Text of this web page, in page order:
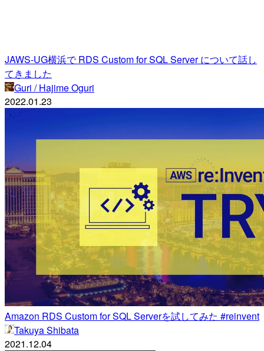
JAWS-UG横浜で RDS Custom for SQL Server について話し
てきました
Guri / Hajime Oguri
2022.01.23
Amazon RDS Custom for SQL Serverを試してみた #reinvent
Takuya Shibata
2021.12.04